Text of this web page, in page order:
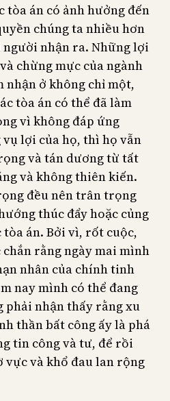
tòa án có ảnh hưởng đến
chúng ta nhiều hơn
nhận ra. Những lợi
chừng mực của ngành
nhận ở không chỉ một,
tòa án có thể đã làm
vì không đáp ứng
lợi của họ, thì họ vẫn
và tán dương từ tất
và không thiên kiến.
đều nên trân trọng
thúc đẩy hoặc củng
án. Bởi vì, rốt cuộc,
rằng ngày mai mình
nhân của chính tinh
nay mình có thể đang
phải nhận thấy rằng xu
thần bất công ấy là phá
tin công và tư, để rồi
vực và khổ đau lan rộng